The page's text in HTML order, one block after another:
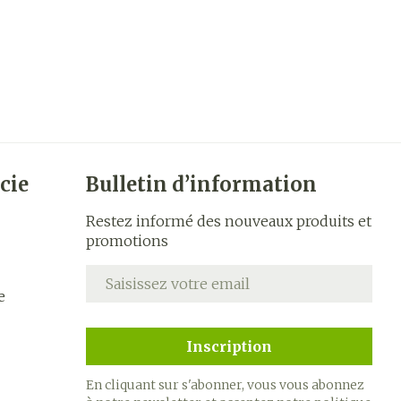
Bulletin d’information
Restez informé des nouveaux produits et
promotions
Adresse mail
Inscription
En cliquant sur s'abonner, vous vous abonnez